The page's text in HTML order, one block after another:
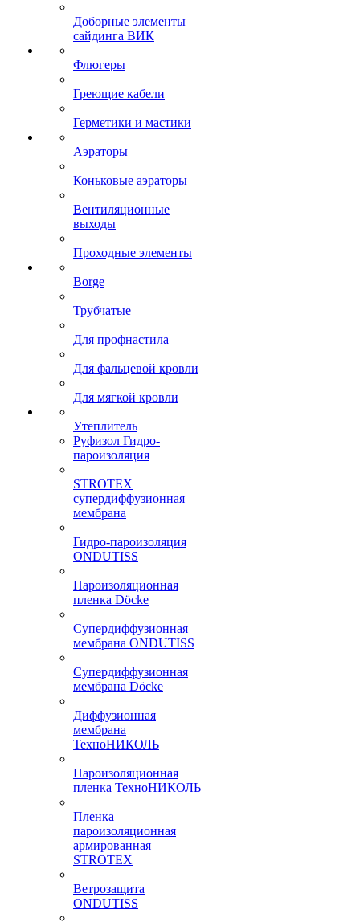
Доборные элементы
сайдинга ВИК
Флюгеры
Греющие кабели
Герметики и мастики
Аэраторы
Коньковые аэраторы
Вентиляционные
выходы
Проходные элементы
Borge
Трубчатые
Для профнастила
Для фальцевой кровли
Для мягкой кровли
Утеплитель
Руфизол Гидро-
пароизоляция
STROTEX
супердиффузионная
мембрана
Гидро-пароизоляция
ONDUTISS
Пароизоляционная
пленка Döcke
Супердиффузионная
мембрана ONDUTISS
Супердиффузионная
мембрана Döcke
Диффузионная
мембрана
ТехноНИКОЛЬ
Пароизоляционная
пленка ТехноНИКОЛЬ
Пленка
пароизоляционная
армированная
STROTEX
Ветрозащита
ONDUTISS